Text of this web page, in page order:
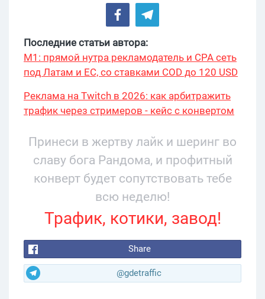
Последние статьи автора:
М1: прямой нутра рекламодатель и CPA сеть
под Латам и ЕС, со ставками COD до 120 USD
Реклама на Twitch в 2026: как арбитражить
трафик через стримеров - кейс с конвертом
Принеси в жертву лайк и шеринг во
славу бога Рандома, и профитный
конверт будет сопутствовать тебе
всю неделю!
Трафик, котики, завод!
Share
@gdetraffic